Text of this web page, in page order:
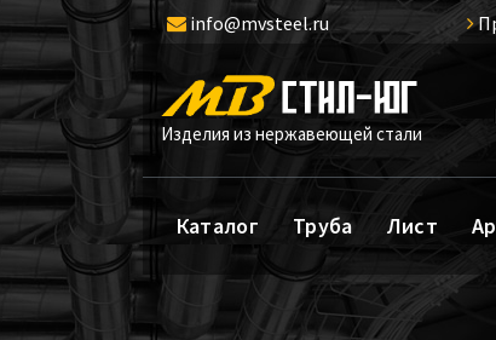
Перейти
к
содержимому
info@mvsteel.ru
Изделия из нержавеющей стали
Каталог Труба Лист